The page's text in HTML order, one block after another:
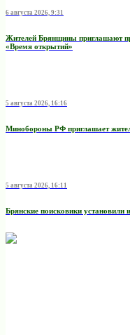
6 августа 2026, 9:31
Жителей Брянщины приглашают
«Время открытий»
5 августа 2026, 16:16
Минобoроны РФ приглaшaет
5 августа 2026, 16:11
Брянские поисковики